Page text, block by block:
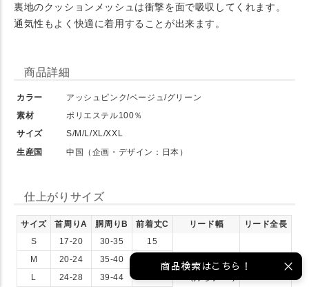
裏地のクッションメッシュは衝撃を面で吸収してくれます。
通気性もよく快適に着用することが出来ます。
商品詳細
カラー
アッシュピンク/ベージュ/グリーン
素材
ポリエステル100％
サイズ
S/M/L/XL/XXL
生産国
中国（企画・デザイン：日本）
仕上がりサイズ
サイズ 首周りA 胴周りB 前着丈C リード幅
リード全長
S
17-20 30-35 15
M 20-24 35-40
L
24-28 39-44
商品検索はこちら！